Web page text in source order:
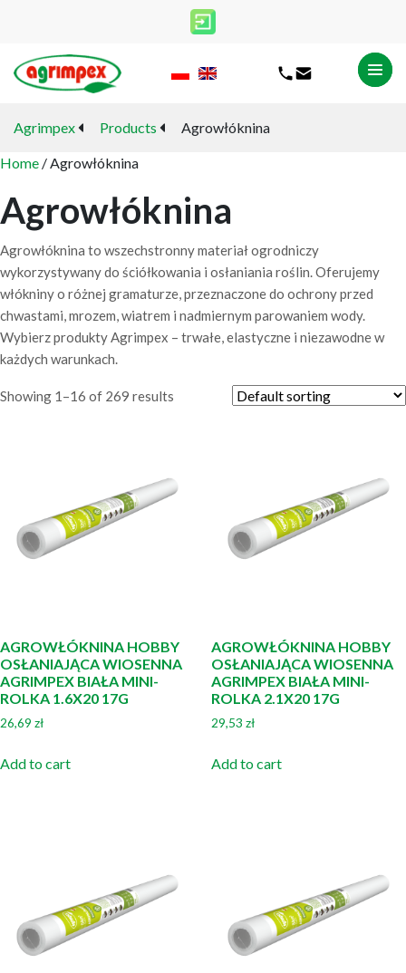
Agrimpex Products Agrowłóknina
Home / Agrowłóknina
Agrowłóknina
Agrowłóknina to wszechstronny materiał ogrodniczy
wykorzystywany do ściółkowania i osłaniania roślin. Oferujemy
włókniny o różnej gramaturze, przeznaczone do ochrony przed
chwastami, mrozem, wiatrem i nadmiernym parowaniem wody.
Wybierz produkty Agrimpex – trwałe, elastyczne i niezawodne w
każdych warunkach.
Showing 1–16 of 269 results
AGROWŁÓKNINA HOBBY
OSŁANIAJĄCA WIOSENNA
AGRIMPEX BIAŁA MINI-
ROLKA 1.6X20 17G
26,69 zł
Add to cart
AGROWŁÓKNINA HOBBY
OSŁANIAJĄCA WIOSENNA
AGRIMPEX BIAŁA MINI-
ROLKA 2.1X20 17G
29,53 zł
Add to cart